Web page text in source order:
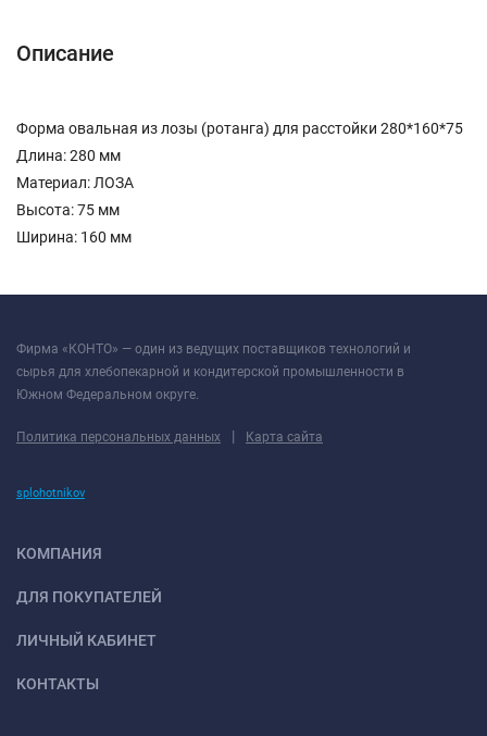
Описание
Форма овальная из лозы (ротанга) для расстойки 280*160*75
Длина: 280 мм
Материал: ЛОЗА
Высота: 75 мм
Ширина: 160 мм
Фирма «КОНТО» — один из ведущих поставщиков технологий и
сырья для хлебопекарной и кондитерской промышленности в
Южном Федеральном округе.
Политика персональных данных | Карта сайта
splohotnikov
КОМПАНИЯ
ДЛЯ ПОКУПАТЕЛЕЙ
ЛИЧНЫЙ КАБИНЕТ
КОНТАКТЫ